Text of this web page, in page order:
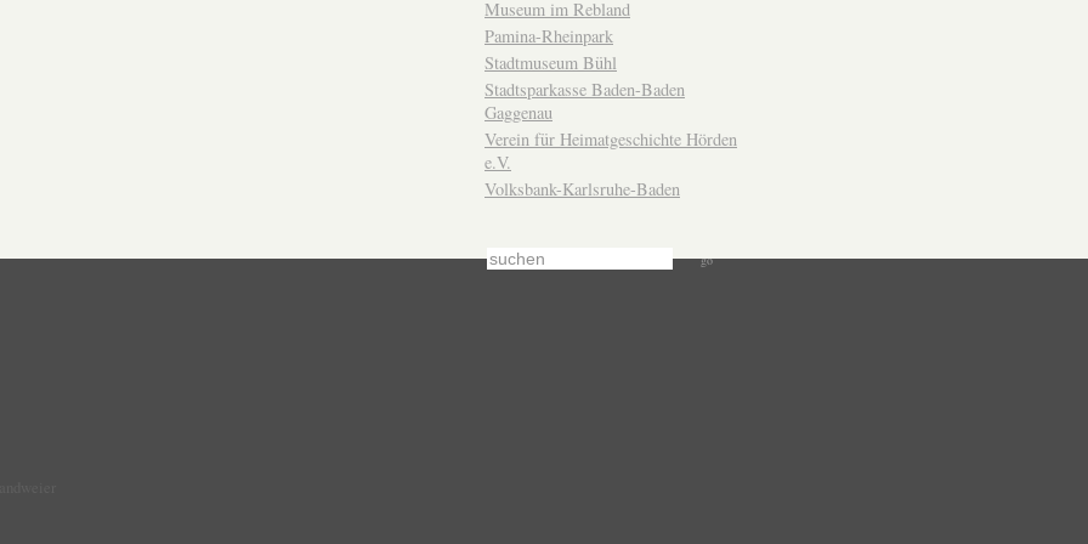
Museum im Rebland
Pamina-Rheinpark
Stadtmuseum Bühl
Stadtsparkasse Baden-Baden
Gaggenau
Verein für Heimatgeschichte Hörden
e.V.
Volksbank-Karlsruhe-Baden